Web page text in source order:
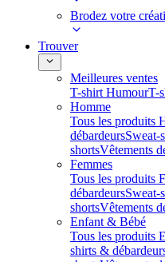
Brodez votre
Trouver
Meilleures ventes
T-shirt HumourT-
Homme
Tous les produits
débardeursSweat-
shortsVêtements
Femmes
Tous les produits
débardeursSweat-
shortsVêtements
Enfant & Bébé
Tous les produits
shirts &